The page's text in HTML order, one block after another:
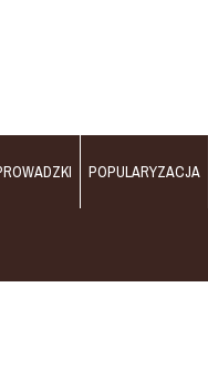
POPULARYZACJA